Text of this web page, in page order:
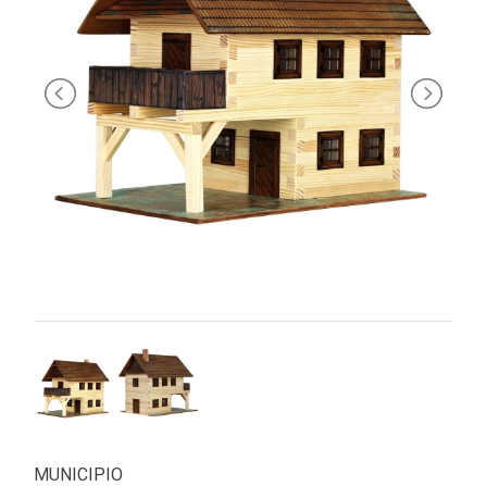
INFANZIA
PUZZLE
SYLVANIAN
VALIGERIA-
MUNICIPIO